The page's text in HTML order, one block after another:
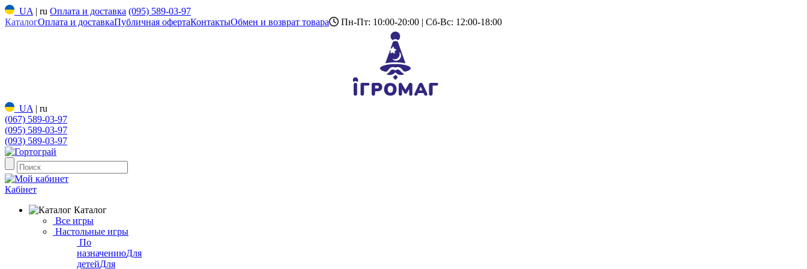
UA | ru Оплата и доставка (095) 589-03-97
КаталогОплата и доставкаПубличная офертаКонтактыОбмен и возврат товара Пн-Пт: 10:00-20:00 | Сб-Вс: 12:00-18:00
UA | ru
(067) 589-03-97
(095) 589-03-97
(093) 589-03-97
Кабінет
Каталог
Все игры
Настольные игры
По
назначениюДля
детейДля